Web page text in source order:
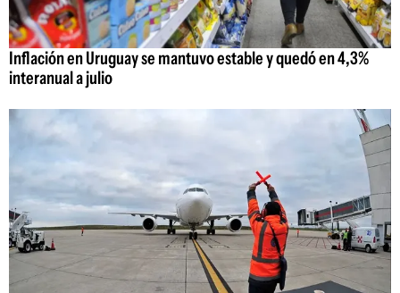
Inflación en Uruguay se mantuvo estable y quedó en 4,3%
interanual a julio